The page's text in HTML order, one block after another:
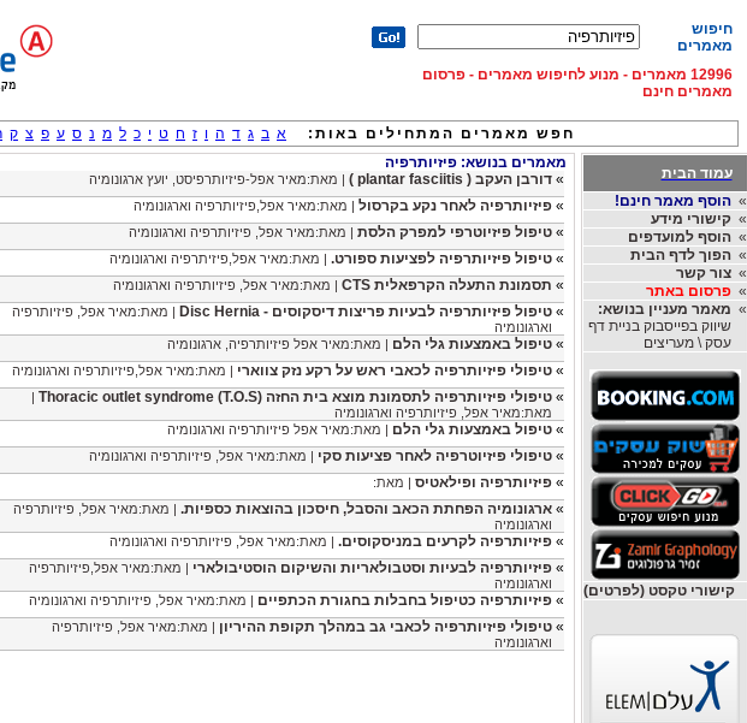
חיפוש
מאמרים
12996 מאמרים - מנוע לחיפוש מאמרים - פרסום
מאמרים חינם
חפש מאמרים המתחילים באות: א ב ג ד ה ו ז ח ט י כ ל מ נ ס ע פ צ ק
עמוד הבית
»הוסף מאמר חינם!
»קישורי מידע
»הוסף למועדפים
»הפוך לדף הבית
»צור קשר
»פרסום באתר
» מאמר מעניין בנושא:
שיווק בפייסבוק בניית דף
עסק \ מעריצים
קישורי טקסט (לפרטים)
מאמרים בנושא: פיזיותרפיה
» דורבן העקב ( plantar fasciitis ) | מאת:מאיר אפל-פיזיותרפיסט, יועץ ארגונומיה
» פיזיותרפיה לאחר נקע בקרסול | מאת:מאיר אפל,פיזיותרפיה וארגונומיה
» טיפול פיזיוטרפי למפרק הלסת | מאת:מאיר אפל, פיזיותרפיה וארגונומיה
» טיפול פיזיותרפיה לפציעות ספורט. | מאת:מאיר אפל,פיזיתרפיה וארגונומיה
» תסמונת התעלה הקרפאלית CTS | מאת:מאיר אפל, פיזיותרפיה וארגונומיה
» טיפול פיזיותרפיה לבעיות פריצות דיסקוסים - Disc Hernia
| מאת:מאיר אפל, פיזיותרפיה
וארגונומיה
» טיפול באמצעות גלי הלם | מאת:מאיר אפל פיזיותרפיה, ארגונומיה
» טיפולי פיזיותרפיה לכאבי ראש על רקע נזק צווארי | מאת:מאיר אפל,פיזיותרפיה וארגונומיה
» טיפולי פיזיותרפיה לתסמונת מוצא בית החזה (T.O.S) Thoracic outlet syndrome
|
מאת:מאיר אפל, פיזיותרפיה וארגונומיה
» טיפול באמצעות גלי הלם | מאת:מאיר אפל פיזיותרפיה וארגונומיה
» טיפולי פיזיוטרפיה לאחר פציעות סקי | מאת:מאיר אפל, פיזיותרפיה וארגונומיה
» פיזיותרפיה ופילאטיס | מאת:
» ארגונומיה הפחתת הכאב והסבל, חיסכון בהוצאות כספיות. | מאת:מאיר אפל, פיזיותרפיה
וארגונומיה
» פיזיותרפיה לקרעים במניסקוסים. | מאת:מאיר אפל, פיזיותרפיה וארגונומיה
» פיזיותרפיה לבעיות וסטבולאריות והשיקום הוסטיבולארי | מאת:מאיר אפל,פיזיותרפיה
וארגונומיה
» פיזיותרפיה כטיפול בחבלות בחגורת הכתפיים | מאת:מאיר אפל, פיזיותרפיה וארגונומיה
» טיפולי פיזיותרפיה לכאבי גב במהלך תקופת ההיריון | מאת:מאיר אפל, פיזיותרפיה
וארגונומיה